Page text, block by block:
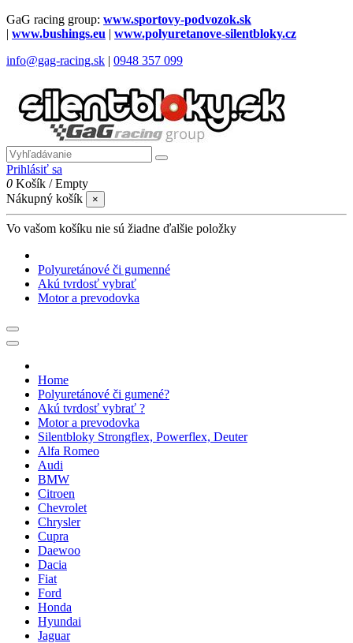
GaG racing group: www.sportovy-podvozok.sk
| www.bushings.eu | www.polyuretanove-silentbloky.cz
info@gag-racing.sk | 0948 357 099
Prihlásiť sa
0 Košík /Empty
Nákupný košík
×
Vo vašom košíku nie sú žiadne ďalšie položky
Polyuretánové či gumenné
Akú tvrdosť vybrať
Motor a prevodovka
Home
Polyuretánové či gumené?
Akú tvrdosť vybrať ?
Motor a prevodovka
Silentbloky Strongflex, Powerflex, Deuter
Alfa Romeo
Audi
BMW
Citroen
Chevrolet
Chrysler
Cupra
Daewoo
Dacia
Fiat
Ford
Honda
Hyundai
Jaguar